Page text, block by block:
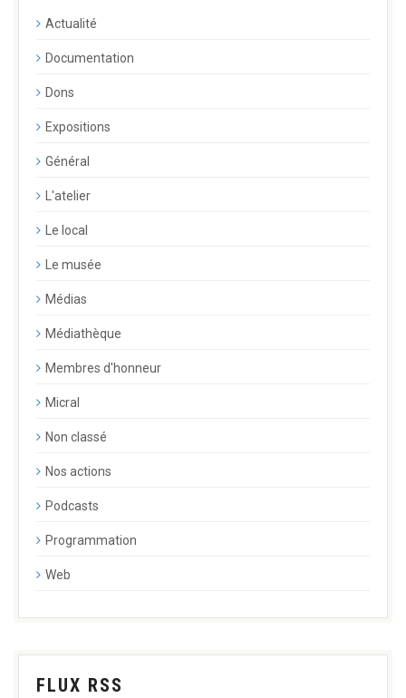
Actualité
Documentation
Dons
Expositions
Général
L'atelier
Le local
Le musée
Médias
Médiathèque
Membres d'honneur
Micral
Non classé
Nos actions
Podcasts
Programmation
Web
FLUX RSS